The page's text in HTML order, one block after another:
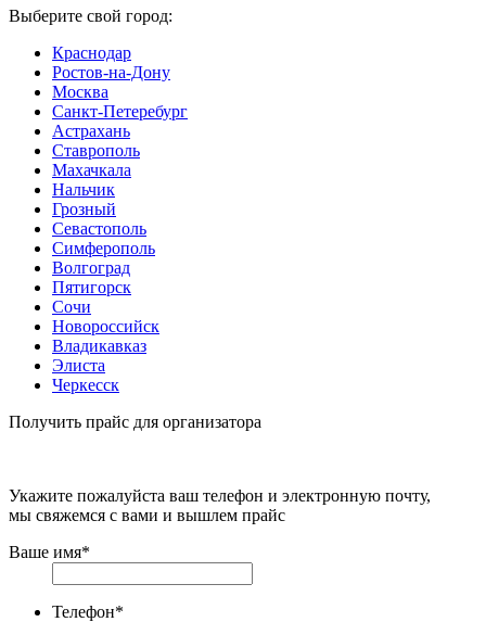
Выберите свой город:
Краснодар
Ростов-на-Дону
Москва
Санкт-Петеребург
Астрахань
Ставрополь
Махачкала
Нальчик
Грозный
Севастополь
Симферополь
Волгоград
Пятигорск
Сочи
Новороссийск
Владикавказ
Элиста
Черкесск
Получить прайс для организатора
Укажите пожалуйста ваш телефон и электронную почту,
мы свяжемся с вами и вышлем прайс
Ваше имя*
Телефон*